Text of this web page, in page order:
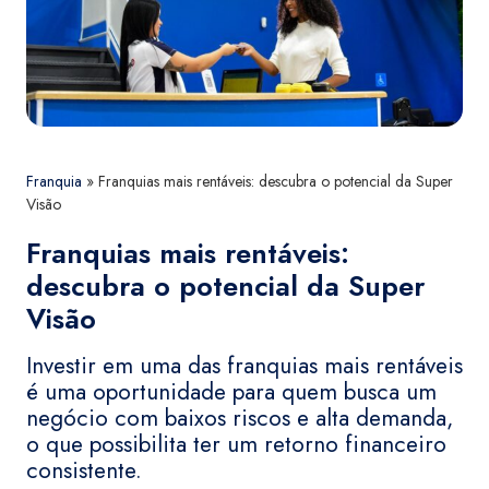
Franquia » Franquias mais rentáveis: descubra o potencial da Super
Visão
Franquias mais rentáveis:
descubra o potencial da Super
Visão
Investir em uma das franquias mais rentáveis
é uma oportunidade para quem busca um
negócio com baixos riscos e alta demanda,
o que possibilita ter um retorno financeiro
consistente.